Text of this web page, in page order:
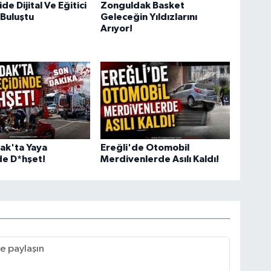
Dijital Ve Eğitici
Zonguldak Basket
Geleceğin Yıldızlarını
Arıyor!
Yaya
D*hşet!
Ereğli'de Otomobil
Merdivenlerde Asılı Kaldı!